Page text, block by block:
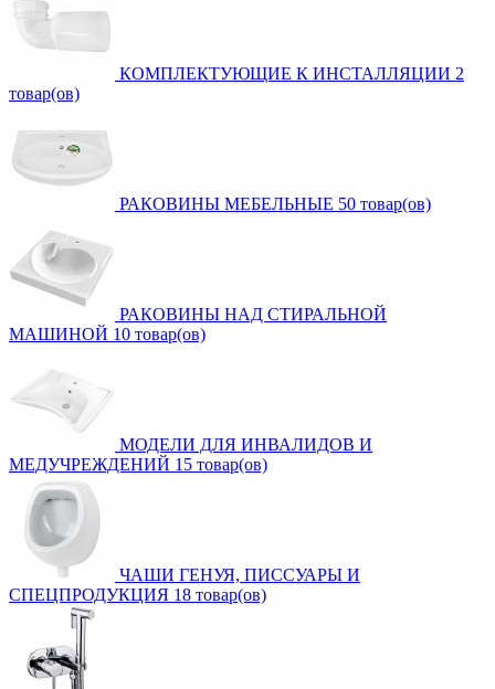
КОМПЛЕКТУЮЩИЕ К ИНСТАЛЛЯЦИИ 2
товар(ов)
РАКОВИНЫ МЕБЕЛЬНЫЕ 50 товар(ов)
РАКОВИНЫ НАД СТИРАЛЬНОЙ
МАШИНОЙ 10 товар(ов)
МОДЕЛИ ДЛЯ ИНВАЛИДОВ И
МЕДУЧРЕЖДЕНИЙ 15 товар(ов)
ЧАШИ ГЕНУЯ, ПИССУАРЫ И
СПЕЦПРОДУКЦИЯ 18 товар(ов)